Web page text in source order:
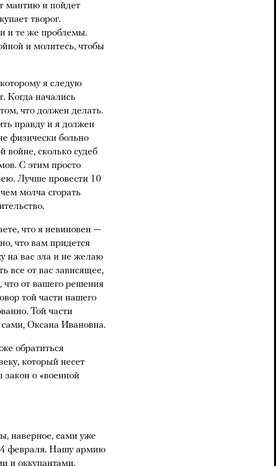
мантию и пойдет
творог.
и те же проблемы.
и молитесь, чтобы
я следую
Когда начались
что должен делать.
правду и я должен
физически больно
войне, сколько судеб
С этим просто
Лучше провести 10
молча сгорать
что я невиновен —
что вам придется
на вас зла и не желаю
все от вас зависящее,
что от вашего решения
той части нашего
Той части
Оксана Ивановна.
обратиться
который несет
закон о «военной
наверное, сами уже
февраля. Нашу армию
и оккупантами.